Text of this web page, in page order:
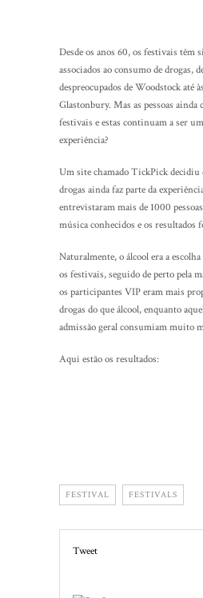
Desde os anos 60, os festivais têm
associados ao consumo de drogas,
despreocupados de Woodstock até
Glastonbury. Mas as pessoas ainda
festivais e estas continuam a ser
experiência?
Um site chamado TickPick decidiu
drogas ainda faz parte da
entrevistaram mais de 1000
música conhecidos e os resultados
Naturalmente, o álcool era a
os festivais, seguido de perto pela
os participantes VIP eram mais
drogas do que álcool, enquanto
admissão geral consumiam muito
Aqui estão os resultados:
FESTIVAL FESTIVALS
Tweet